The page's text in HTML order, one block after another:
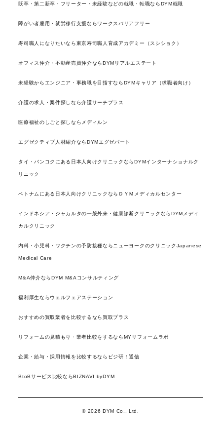
既卒・第二新卒・フリーター・未経験などの就職・転職ならDYM就職
障がい者雇用・就労移行支援ならワークスバリアフリー
寿司職人になりたいなら東京寿司職人育成アカデミー（スシショク）
オフィス仲介・不動産売買仲介ならDYMリアルエステート
未経験からエンジニア・事務職を目指すならDYMキャリア（求職者向け）
介護の求人・案件探しなら介護サーチプラス
医療福祉のしごと探しならメディルン
エグゼクティブ人材紹介ならDYMエグゼパート
タイ・バンコクにある日本人向けクリニックならDYMインターナショナルク
リニック
ベトナムにある日本人向けクリニックならＤＹＭメディカルセンター
インドネシア・ジャカルタの一般外来・健康診断クリニックならDYMメディ
カルクリニック
内科・小児科・ワクチンの予防接種ならニューヨークのクリニックJapanese
Medical Care
M&A仲介ならDYM M&Aコンサルティング
福利厚生ならウェルフェアステーション
おすすめの買取業者を比較するなら買取プラス
リフォームの見積もり・業者比較をするならMYリフォームラボ
企業・給与・採用情報を比較するならビジ研！通信
BtoBサービス比較ならBIZNAVI byDYM
© 2026 DYM Co., Ltd.